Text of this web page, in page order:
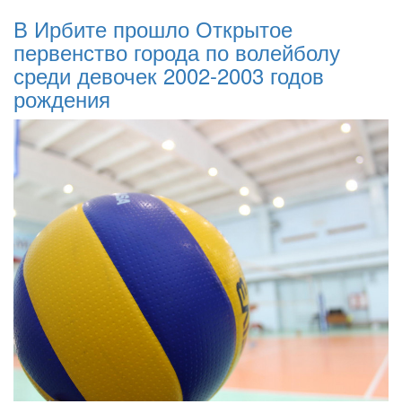
В Ирбите прошло Открытое
первенство города по волейболу
среди девочек 2002-2003 годов
рождения